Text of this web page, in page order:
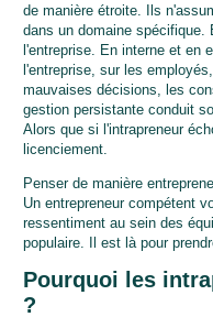
de manière étroite. Ils
dans un domaine spécifique.
l'entreprise. En interne et en
l'entreprise, sur les
mauvaises décisions, les
gestion persistante conduit
Alors que si l'intrapreneur
licenciement.
Penser de manière
Un entrepreneur compétent
ressentiment au sein des
populaire. Il est là pour
Pourquoi les
?